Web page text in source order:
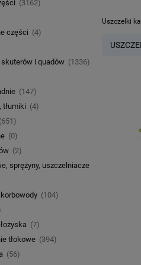
(3162)
części (4)
i quadów (1336)
(147)
tłumiki (4)
(651)
(0)
(2)
sprężyny, uszczelniacze
(104)
(7)
tłokowe (394)
(56)
Uszczelki